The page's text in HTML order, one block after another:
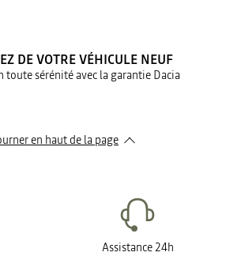
DE VOTRE VÉHICULE NEUF
toute sérénité avec la garantie Dacia
en haut de la page
Assistance 24h